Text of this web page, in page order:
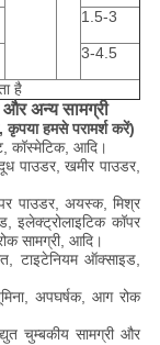
1.5-3
3-4.5
है
अन्य सामग्री
कृपया हमसे परामर्श करें)
कॉस्मेटिक, आदि।
पाउडर, खमीर पाउडर,
पाउडर, अयस्क, मिश्र
इलेक्ट्रोलाइटिक कॉपर
सामग्री, आदि।
टाइटेनियम ऑक्साइड,
अपघर्षक, आग रोक
चुम्बकीय सामग्री और